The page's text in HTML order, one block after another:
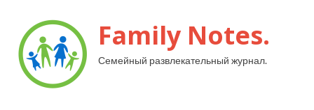
Family Notes.
Семейный развлекательный журнал.